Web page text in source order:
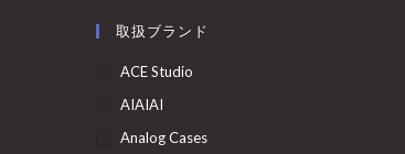
取扱ブランド
ACE Studio
AIAIAI
Analog Cases